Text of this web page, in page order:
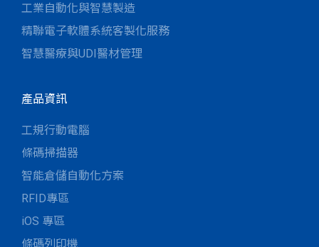
工業自動化與智慧製造
精聯電子軟體系統客製化服務
智慧醫療與UDI醫材管理
產品資訊
工規行動電腦
條碼掃描器
智能倉儲自動化方案
RFID專區
iOS 專區
條碼列印機